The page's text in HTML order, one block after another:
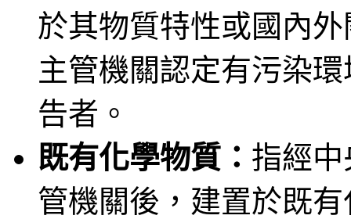
於其物質特性或國內
主管機關認定有污染
告者。
既有化學物質： 指經
管機關後，建置於既